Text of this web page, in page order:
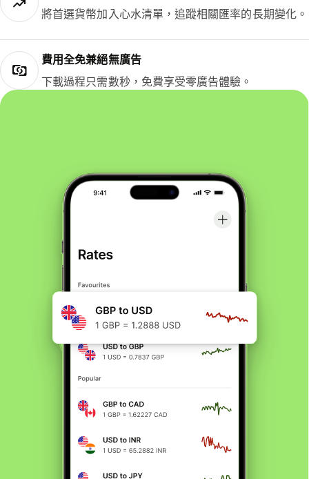
將首選貨幣加入心水清單，追蹤相關匯率的長期變化。
費用全免兼絕無廣告
下載過程只需數秒，免費享受零廣告體驗。